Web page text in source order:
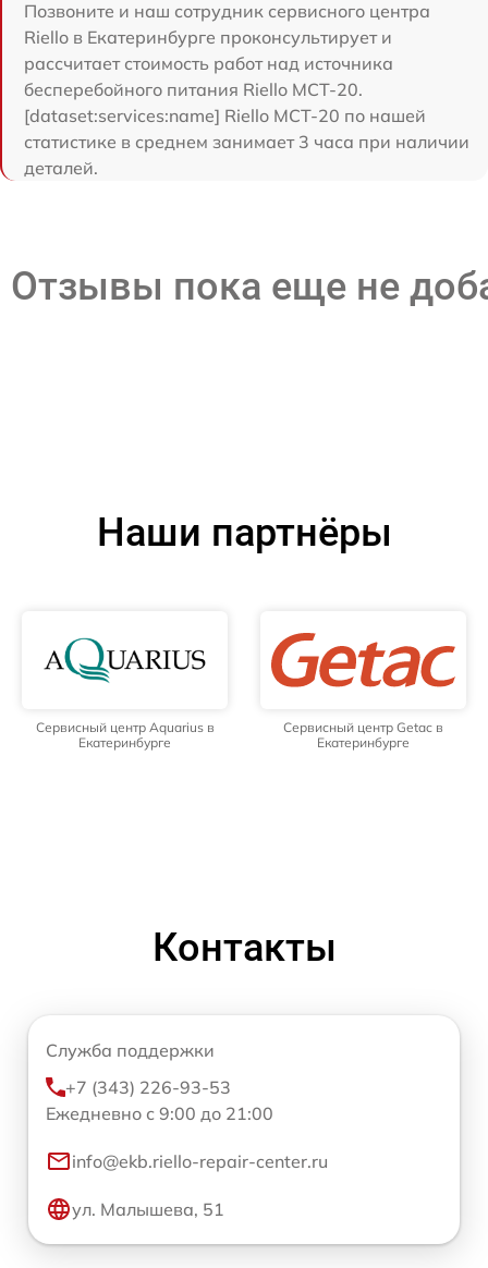
Позвоните и наш сотрудник сервисного центра
Riello в Екатеринбурге проконсультирует и
рассчитает стоимость работ над источника
бесперебойного питания Riello MCT-20.
[dataset:services:name] Riello MCT-20 по нашей
статистике в среднем занимает 3 часа при наличии
деталей.
Отзывы пока еще не
Наши партнёры
Сервисный центр Aquarius в
Екатеринбурге
Сервисный центр Getac в
Екатеринбурге
Контакты
Служба поддержки
+7 (343) 226-93-53
Ежедневно с 9:00 до 21:00
info@ekb.riello-repair-center.ru
ул. Малышева, 51